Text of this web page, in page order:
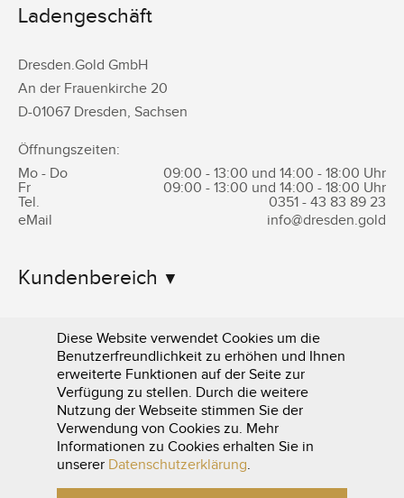
Ladengeschäft
Dresden.Gold GmbH
An der Frauenkirche 20
D-01067 Dresden, Sachsen
Öffnungszeiten:
Mo - Do
09:00 - 13:00 und 14:00 - 18:00 Uhr
Fr
09:00 - 13:00 und 14:00 - 18:00 Uhr
Tel.
0351 - 43 83 89 23
eMail
info@dresden.gold
Kundenbereich
Informationen
0351 - 43 83 89 23
Diese Website verwendet Cookies um die
Benutzerfreundlichkeit zu erhöhen und Ihnen
erweiterte Funktionen auf der Seite zur
Verfügung zu stellen. Durch die weitere
Nutzung der Webseite stimmen Sie der
Verwendung von Cookies zu. Mehr
Informationen zu Cookies erhalten Sie in
unserer Datenschutzerklärung.